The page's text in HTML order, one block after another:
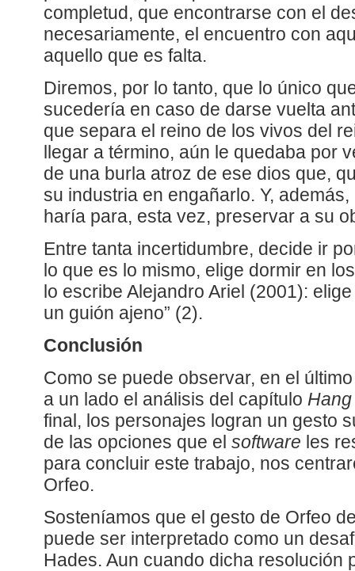
completud, que encontrarse con el
necesariamente, el encuentro con
aquello que es falta.
Diremos, por lo tanto, que lo único
sucedería en caso de darse vuelta
que separa el reino de los vivos del
llegar a término, aún le quedaba por
de una burla atroz de ese dios que,
su industria en engañarlo. Y,
haría para, esta vez, preservar a su
Entre tanta incertidumbre, decide ir
lo que es lo mismo, elige dormir en
lo escribe Alejandro Ariel (2001):
un guión ajeno” (2).
Conclusión
Como se puede observar, en el
a un lado el análisis del capítulo
final, los personajes logran un gesto
de las opciones que el software les
para concluir este trabajo, nos
Orfeo.
Sosteníamos que el gesto de Orfeo
puede ser interpretado como un
Hades. Aun cuando dicha resolución